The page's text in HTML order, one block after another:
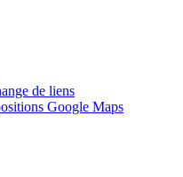
de liens
Google Maps